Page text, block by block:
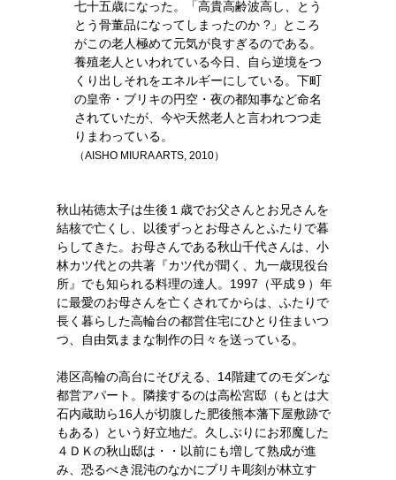
七十五歳になった。「高貴高齢波高し、とう
とう骨董品になってしまったのか ?」ところ
がこの老人極めて元気が良すぎるのである。
養殖老人といわれている今日、自ら逆境をつ
くり出しそれをエネルギーにしている。下町
の皇帝・ブリキの円空・夜の都知事など命名
されていたが、今や天然老人と言われつつ走
りまわっている。
（AISHO MIURA ARTS, 2010）
秋山祐徳太子は生後１歳でお父さんとお兄さんを
結核で亡くし、以後ずっとお母さんとふたりで暮
らしてきた。お母さんである秋山千代さんは、小
林カツ代との共著『カツ代が聞く、九一歳現役台
所』でも知られる料理の達人。1997（平成９）年
に最愛のお母さんを亡くされてからは、ふたりで
長く暮らした高輪台の都営住宅にひとり住まいつ
つ、自由気ままな制作の日々を送っている。
港区高輪の高台にそびえる、14階建てのモダンな
都営アパート。隣接するのは高松宮邸（もとは大
石内蔵助ら16人が切腹した肥後熊本藩下屋敷跡で
もある）という好立地だ。久しぶりにお邪魔した
４ＤＫの秋山邸は・・以前にも増して熟成が進
み、恐るべき混沌のなかにブリキ彫刻が林立す